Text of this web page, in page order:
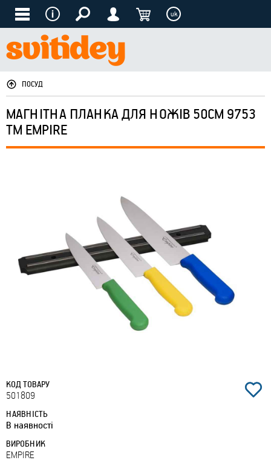
uk
ПОСУД
МАГНІТНА ПЛАНКА ДЛЯ НОЖІВ 50СМ 9753
ТМ EMPIRE
КОД ТОВАРУ
501809
НАЯВНІСТЬ
В наявності
ВИРОБНИК
EMPIRE